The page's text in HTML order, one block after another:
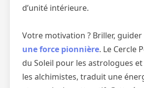
d’unité intérieure.
Votre motivation ? Briller, guider
une force pionnière. Le Cercle
du Soleil pour les astrologues et
les alchimistes, traduit une